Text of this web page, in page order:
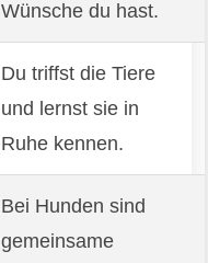
Wünsche du hast.
Du triffst die Tiere
und lernst sie in
Ruhe kennen.
Bei Hunden sind
gemeinsame